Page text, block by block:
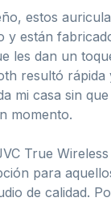
estos
y están
les dan un
resultó rápida
mi casa sin
momento.
True
para
de calidad.